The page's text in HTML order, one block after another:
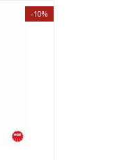
-10%